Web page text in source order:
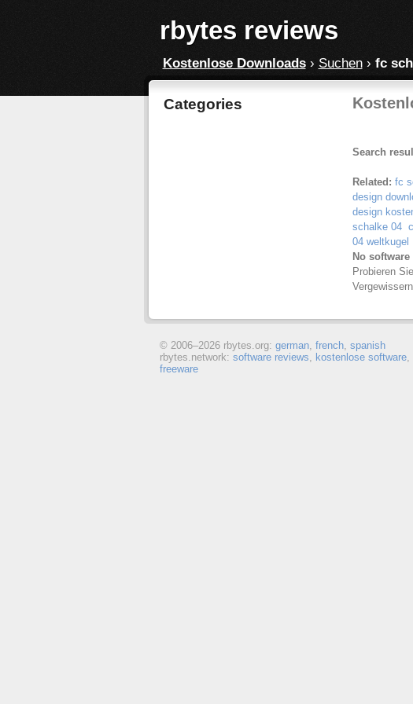
rbytes reviews
Kostenlose Downloads› Suchen› fc
Categories
Search
Related: fc
design
design
schalke 04
04 weltkugel
No
Probieren
© 2006–2026 rbytes.org: german, french, spanish
rbytes.network: software reviews, kostenlose software,
freeware